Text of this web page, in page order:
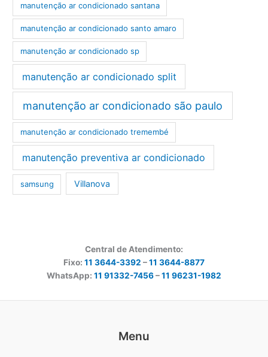
manutenção ar condicionado santana
manutenção ar condicionado santo amaro
manutenção ar condicionado sp
manutenção ar condicionado split
manutenção ar condicionado são paulo
manutenção ar condicionado tremembé
manutenção preventiva ar condicionado
samsung Villanova
Central de Atendimento:
Fixo: 11 3644-3392 –11 3644-8877
WhatsApp: 11 91332-7456–11 96231-1982
Menu